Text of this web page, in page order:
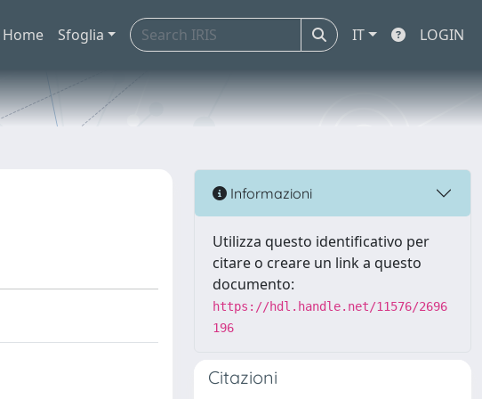
Home Sfoglia IT LOGIN
Informazioni
Utilizza questo identificativo per
citare o creare un link a questo
documento:
https://hdl.handle.net/11576/2696
196
Citazioni